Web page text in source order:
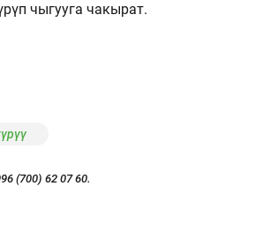
чыгууга чакырат.
(700) 62 07 60.